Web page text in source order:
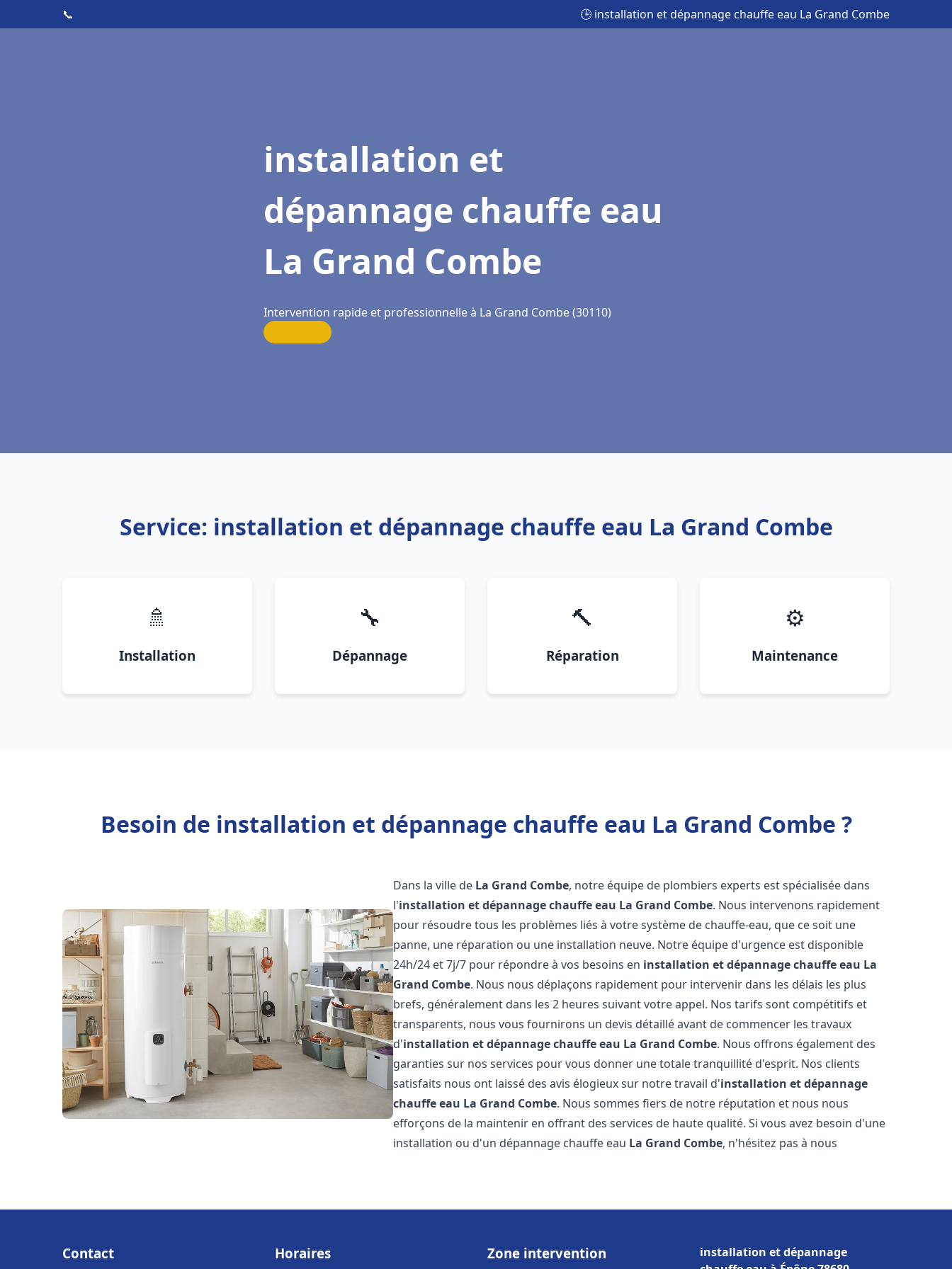
📞 🕒 installation et dépannage chauffe eau La Grand Combe
installation et
dépannage chauffe eau
La Grand Combe
Intervention rapide et professionnelle à La Grand Combe (30110)
Service: installation et dépannage chauffe eau La Grand Combe
🚿
Installation
🔧
Dépannage
🔨
Réparation
⚙️
Maintenance
Besoin de installation et dépannage chauffe eau La Grand Combe ?
Dans la ville de La Grand Combe, notre équipe de plombiers experts est spécialisée dans
l'installation et dépannage chauffe eau La Grand Combe. Nous intervenons rapidement
pour résoudre tous les problèmes liés à votre système de chauffe-eau, que ce soit une
panne, une réparation ou une installation neuve. Notre équipe d'urgence est disponible
24h/24 et 7j/7 pour répondre à vos besoins en installation et dépannage chauffe eau La
Grand Combe. Nous nous déplaçons rapidement pour intervenir dans les délais les plus
brefs, généralement dans les 2 heures suivant votre appel. Nos tarifs sont compétitifs et
transparents, nous vous fournirons un devis détaillé avant de commencer les travaux
d'installation et dépannage chauffe eau La Grand Combe. Nous offrons également des
garanties sur nos services pour vous donner une totale tranquillité d'esprit. Nos clients
satisfaits nous ont laissé des avis élogieux sur notre travail d'installation et dépannage
chauffe eau La Grand Combe. Nous sommes fiers de notre réputation et nous nous
efforçons de la maintenir en offrant des services de haute qualité. Si vous avez besoin d'une
installation ou d'un dépannage chauffe eau La Grand Combe, n'hésitez pas à nous
Contact Horaires Zone intervention
installation et dépannage